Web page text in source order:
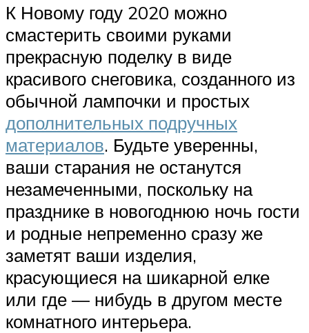
К Новому году 2020 можно
смастерить своими руками
прекрасную поделку в виде
красивого снеговика, созданного из
обычной лампочки и простых
дополнительных подручных
материалов. Будьте уверенны,
ваши старания не останутся
незамеченными, поскольку на
празднике в новогоднюю ночь гости
и родные непременно сразу же
заметят ваши изделия,
красующиеся на шикарной елке
или где — нибудь в другом месте
комнатного интерьера.